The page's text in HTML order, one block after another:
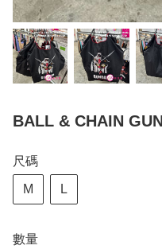
BALL & CHAIN
尺碼
M L
數量